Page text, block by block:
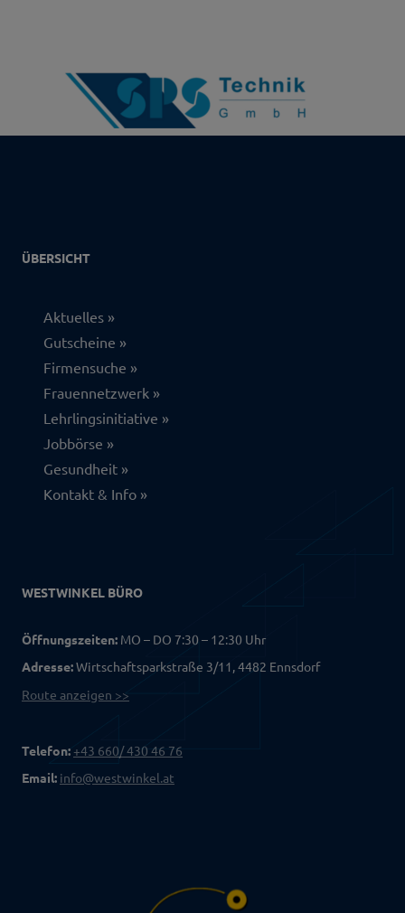
ÜBERSICHT
Aktuelles
Gutscheine
Firmensuche
Frauennetzwerk
Lehrlingsinitiative
Jobbörse
Gesundheit
Kontakt & Info
WESTWINKEL BÜRO
Öffnungszeiten: MO – DO 7:30 – 12:30 Uhr
Adresse:Wirtschaftsparkstraße 3/11, 4482 Ennsdorf
Route anzeigen >>
Telefon: +43 660/ 430 46 76
Email: info@westwinkel.at